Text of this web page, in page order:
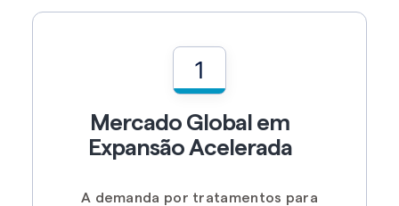
1
Mercado Global em
Expansão Acelerada
A demanda por tratamentos para